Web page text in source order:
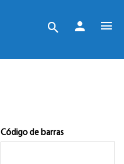
Código de barras